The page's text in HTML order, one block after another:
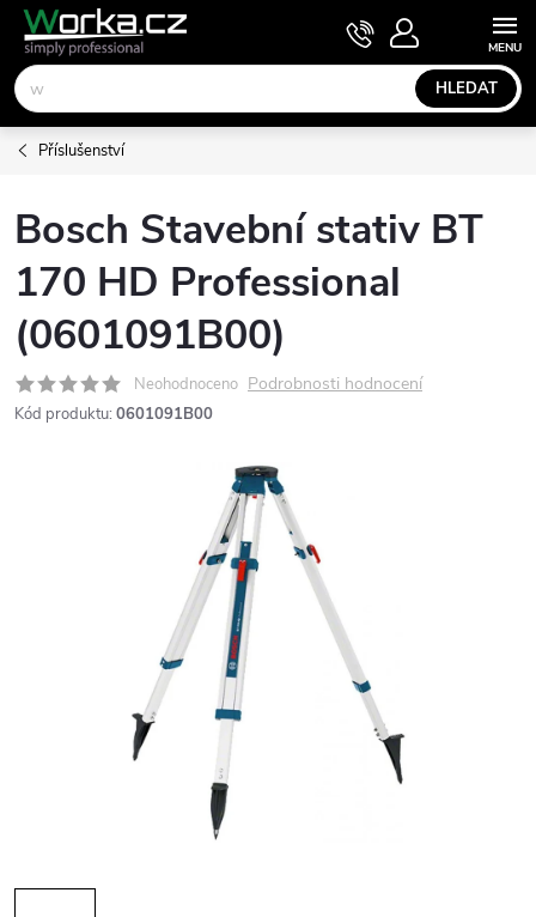
Přejít
obsah
HLEDAT
NÁKUPNÍ
KOŠÍK
Příslušenství
Bosch Stavební stativ BT
170 HD Professional
(0601091B00)
Neohodnoceno Podrobnosti hodnocení
Kód produktu: 0601091B00